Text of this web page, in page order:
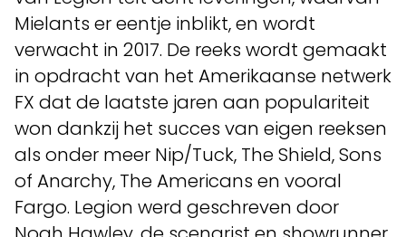
Mielants er eentje inblikt, en wordt
verwacht in 2017. De reeks wordt gemaakt
in opdracht van het Amerikaanse netwerk
FX dat de laatste jaren aan populariteit
won dankzij het succes van eigen reeksen
als onder meer Nip/Tuck, The Shield, Sons
of Anarchy, The Americans en vooral
Fargo. Legion werd geschreven door